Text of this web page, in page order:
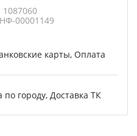
1087060
00001149
карты, Оплата
городу, Доставка ТК